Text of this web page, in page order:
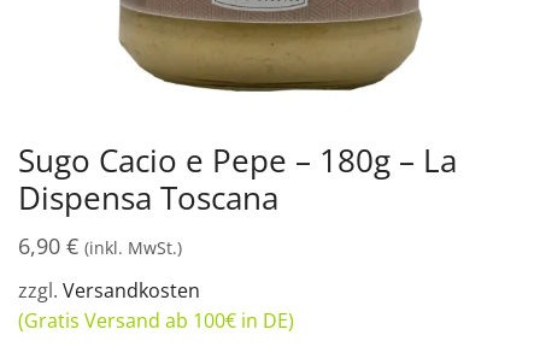
Sugo Cacio e Pepe – 180g – La
Dispensa Toscana
6,90 € (inkl. MwSt.)
zzgl. Versandkosten
(Gratis Versand ab 100€ in DE)